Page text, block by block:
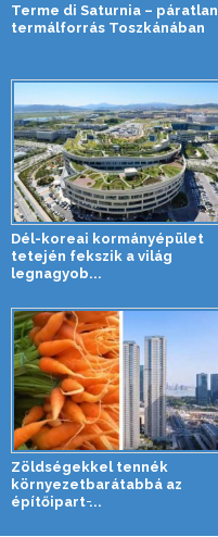
Terme di Saturnia – páratlan
termálforrás Toszkánában
Dél-koreai kormányépület
tetején fekszik a világ
legnagyob...
Zöldségekkel tennék
környezetbarátabbá az
építőipart ̵...